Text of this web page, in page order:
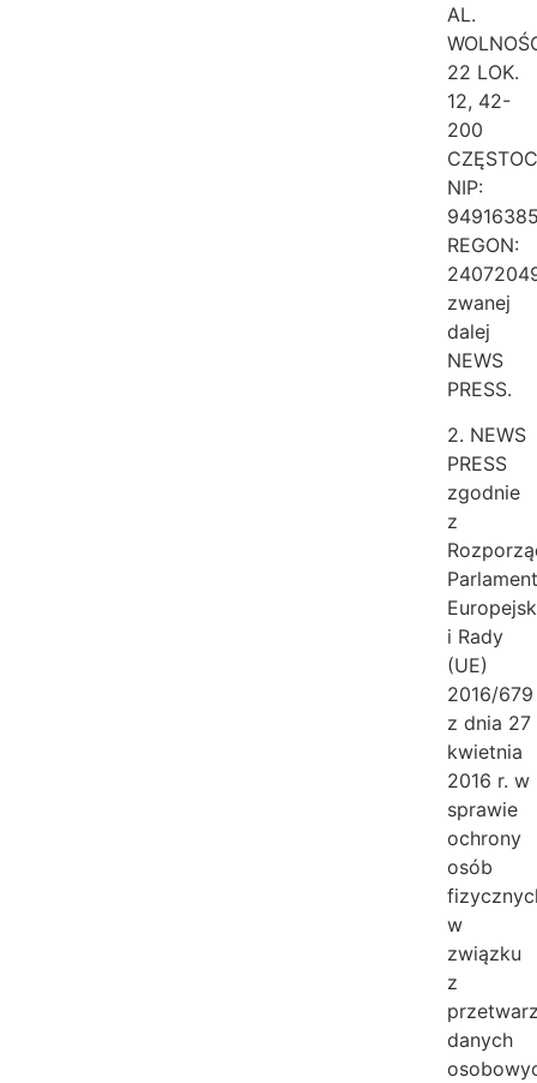
AL.
22 LOK.
12, 42-
200
NIP:
REGON:
zwanej
dalej
NEWS
PRESS.
2. NEWS
PRESS
zgodnie
z
i Rady
(UE)
2016/679
z dnia 27
kwietnia
2016 r. w
sprawie
ochrony
osób
w
związku
z
danych